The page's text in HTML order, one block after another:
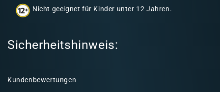
Nicht geeignet für Kinder unter 12 Jahren.
Sicherheitshinweis:
Kundenbewertungen